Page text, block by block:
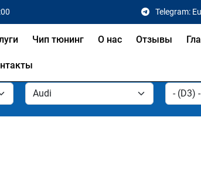
Telegram:
Чип тюнинг О нас Отзывы